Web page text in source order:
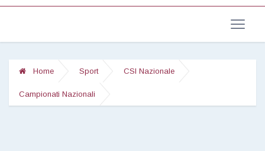
Home Sport CSI Nazionale
Campionati Nazionali